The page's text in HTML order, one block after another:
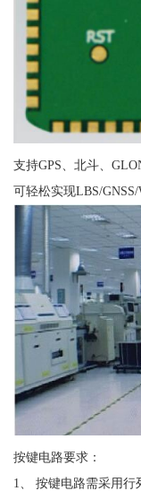
支持GPS、北斗、
可轻松实现LBS/
按键电路要求：
1、 按键电路需采用行